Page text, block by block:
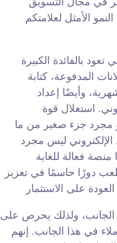
الأمثل لعلامتكم
بالفائدة الكبيرة
المدفوعة، كتابة
وأيضًا إعداد
استغلال قوة
هو مجرد جزء صغير من ما
الإلكتروني ليس مجرد
فعالة للغاية
دورًا حاسمًا في تعزيز
الجانب، ولذلك يحرص على
في هذا الجانب. إنهم